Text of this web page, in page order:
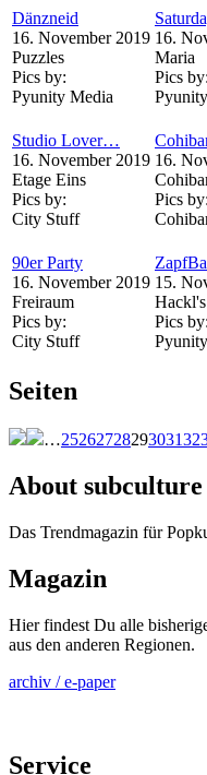
Dänzneid
16. November 2019
Puzzles
Pics by:
Pyunity Media
16.
Maria
Pics by:
Studio Lover…
16. November 2019
Etage Eins
Pics by:
City Stuff
16.
Pics by:
90er Party
16. November 2019
Freiraum
Pics by:
City Stuff
15.
Pics by:
Seiten
…2526272829303132
About subculture
Das Trendmagazin für
Magazin
Hier findest Du alle
aus den anderen Regionen.
archiv / e-paper
Service